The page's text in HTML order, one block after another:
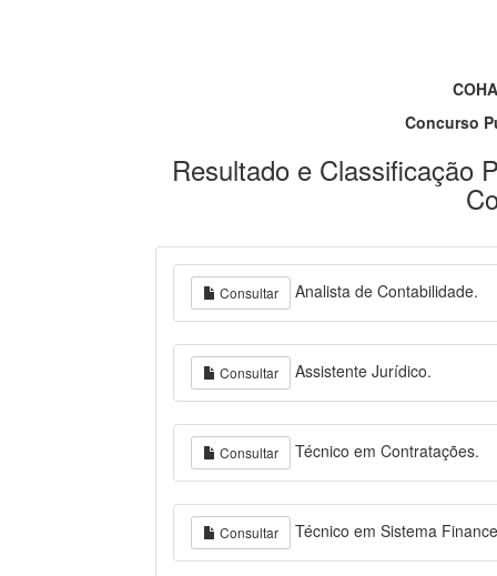
Concurso
Resultado e Classificação
Consultar Analista de Contabilidade.
Consultar Assistente Jurídico.
Consultar Técnico em Contratações.
Consultar Técnico em Sistema